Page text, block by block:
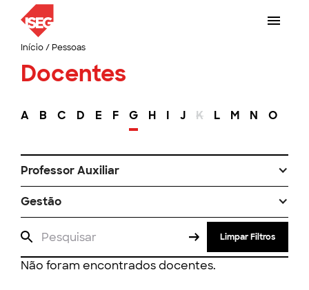
Início/ Pessoas
Docentes
A B C D E F G H I J K L M N O
Professor Auxiliar
Gestão
Limpar Filtros
Não foram encontrados docentes.